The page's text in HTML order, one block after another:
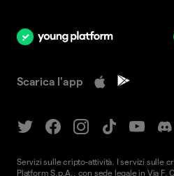
Scarica l'app
Servizi sulle cripto-attività. I servizi sulle
Platform S.p.A., con sede legale in Via F.